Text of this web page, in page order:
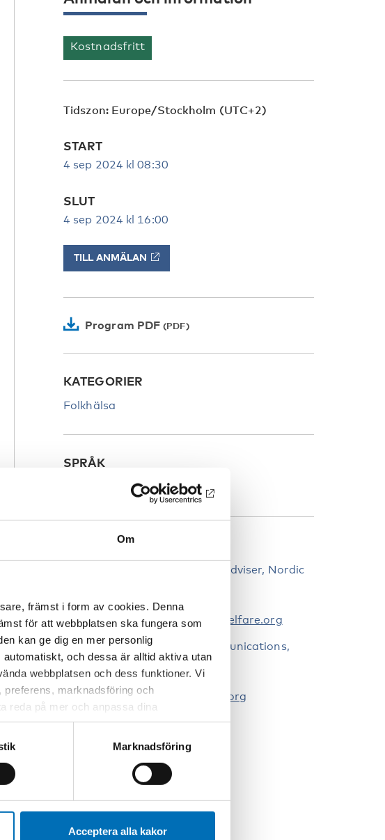
Om
främst i form av cookies. Denna
för att webbplatsen ska fungera som
kan ge dig en mer personlig
och dessa är alltid aktiva utan
webbplatsen och dess funktioner. Vi
marknadsföring och
reda på mer och anpassa dina
av webbplatsen och de tjänster
av cookies kan du alltid radera dem
Marknadsföring
Acceptera alla kakor
Kostnadsfritt
Tidszon: Europe/Stockholm (UTC+2)
START
4 sep 2024 kl 08:30
SLUT
4 sep 2024 kl 16:00
TILL ANMÄLAN
Program PDF
KATEGORIER
Folkhälsa
SPRÅK
KONTAKTPERSONER
Pia Nevala Westman, Senior Adviser, Nordic
+358 40 627 5734
pia.nevala.westman@nordicwelfare.org
Anna Raninen, Head of Communications,
Nordic Welfare Centre
+46 72 0779729
anna.raninen@nordicwelfare.org